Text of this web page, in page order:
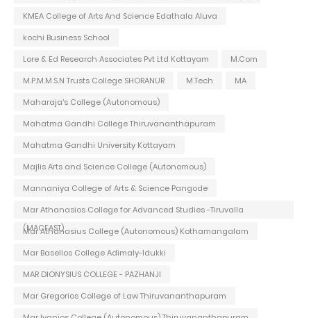
KMEA College of Arts And Science Edathala Aluva
kochi Business School
Lore & Ed Research Associates Pvt Ltd Kottayam
M.Com
M.P.M.M.S.N Trusts College SHORANUR
M.Tech
MA
Maharaja's College (Autonomous)
Mahatma Gandhi College Thiruvananthapuram
Mahatma Gandhi University Kottayam
Majlis Arts and Science College (Autonomous)
Mannaniya College of Arts & Science Pangode
Mar Athanasios College for Advanced Studies -Tiruvalla
(MACFAST)
Mar Athanasius College (Autonomous) Kothamangalam
Mar Baselios College Adimaly-Idukki
MAR DIONYSIUS COLLEGE - PAZHANJI
Mar Gregorios College of Law Thiruvananthapuram